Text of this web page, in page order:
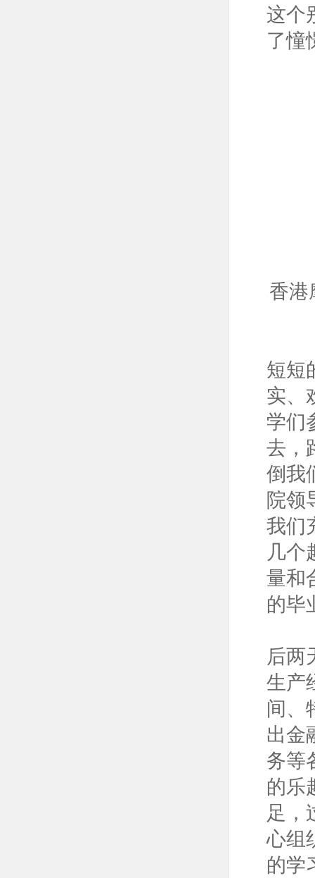
这个
了憧
香港
短短
实、
学们
去，
倒我
院领
我们
几个
量和
的毕
后两
生产
间、
出金
务等
的乐
足，
心组
的学